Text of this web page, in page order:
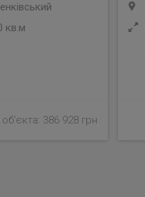
кв.м
об'єкта: 386 928 грн